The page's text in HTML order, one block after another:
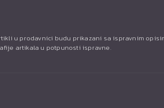
u prodavnici budu prikazani sa ispravnim
artikala u potpunosti ispravne.